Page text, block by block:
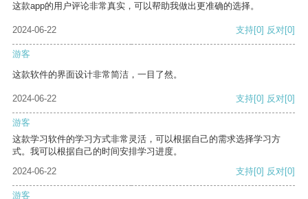
这款app的用户评论非常真实，可以帮助我做出更准确的选择。
2024-06-22 支持[0] 反对[0]
游客
这款软件的界面设计非常简洁，一目了然。
2024-06-22 支持[0] 反对[0]
游客
这款学习软件的学习方式非常灵活，可以根据自己的需求选择学习方
式。我可以根据自己的时间安排学习进度。
2024-06-22
支持[0] 反对[0]
游客